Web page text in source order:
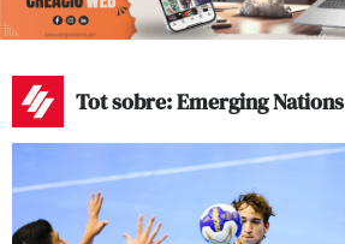
Tot sobre: Emerging Nations